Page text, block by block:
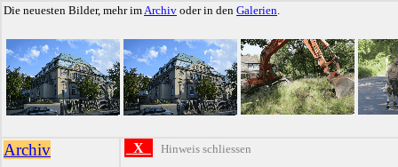
Die neuesten Bilder, mehr imArchiv oder in den Galerien.
Archiv X Hinweis schliessen